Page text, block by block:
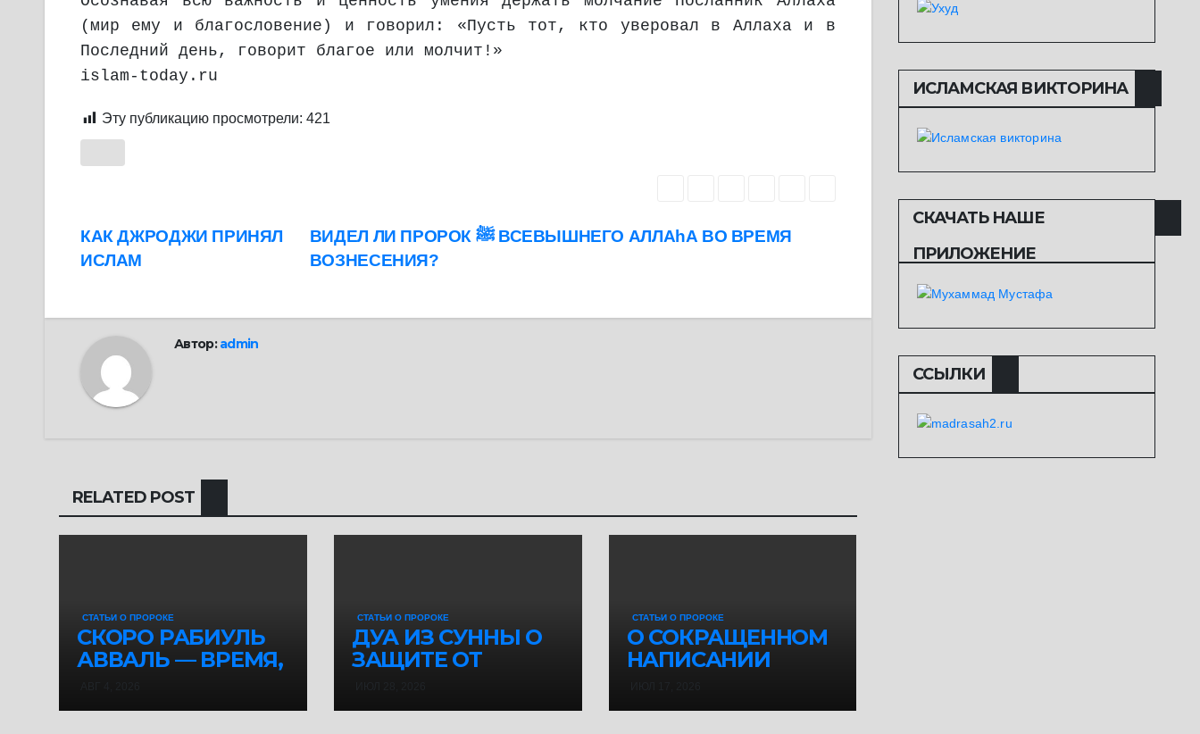
(мир ему и благословение) и говорил: «Пусть тот, кто уверовал в Аллаха и в
Последний день, говорит благое или молчит!»
islam-today.ru
Эту публикацию просмотрели: 421
Навигация
записям
ВИДЕЛ ЛИ ПРОРОК ﷺ ВСЕВЫШНЕГО АЛЛАhА ВО ВРЕМЯ
ВОЗНЕСЕНИЯ?
КАК ДЖРОДЖИ ПРИНЯЛ
ИСЛАМ
Автор:admin
RELATED POST
СТАТЬИ О ПРОРОКЕ
СКОРО РАБИУЛЬ
АВВАЛЬ — ВРЕМЯ,
ПОСВЯТИТЬ
СТАТЬИ О ПРОРОКЕ
ДУА ИЗ СУННЫ О
ЗАЩИТЕ ОТ
БЛАГОСЛОВЕНИЙ
СТАТЬИ О ПРОРОКЕ
О СОКРАЩЕННОМ
НАПИСАНИИ
ПРОРОКУ ﷺ
ИСЛАМСКАЯ ВИКТОРИНА
СКАЧАТЬ НАШЕ
ПРИЛОЖЕНИЕ
ССЫЛКИ